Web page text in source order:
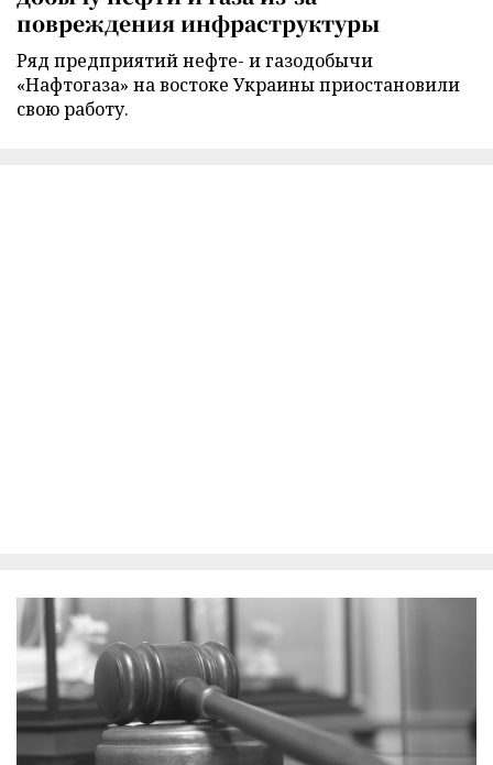
повреждения инфраструктуры
Ряд предприятий нефте- и газодобычи
«Нафтогаза» на востоке Украины приостановили
свою работу.